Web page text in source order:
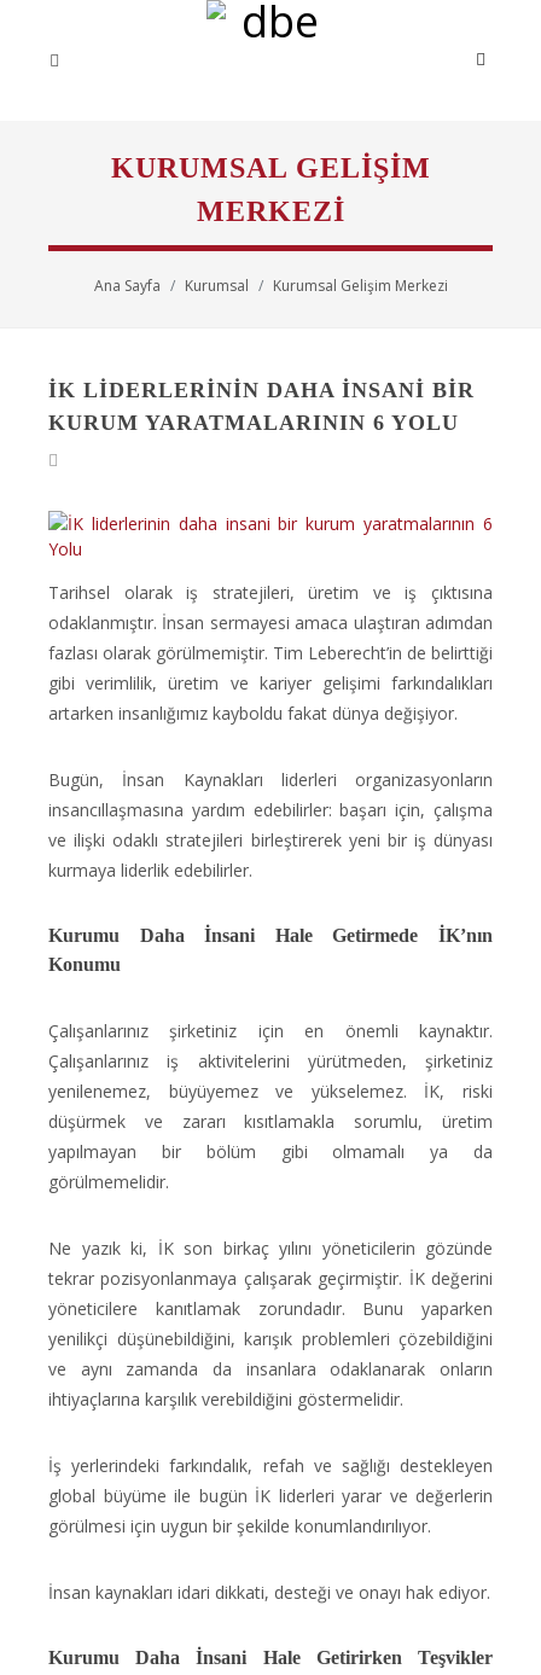
KURUMSAL GELIŞIM
MERKEZI
Ana Sayfa Kurumsal Kurumsal Gelişim Merkezi
İK LIDERLERININ DAHA INSANI BIR
KURUM YARATMALARININ 6 YOLU
Tarihsel olarak iş stratejileri, üretim ve iş çıktısına
odaklanmıştır. İnsan sermayesi amaca ulaştıran adımdan
fazlası olarak görülmemiştir. Tim Leberecht’in de belirttiği
gibi verimlilik, üretim ve kariyer gelişimi farkındalıkları
artarken insanlığımız kayboldu fakat dünya değişiyor.
Bugün, İnsan Kaynakları liderleri organizasyonların
insancıllaşmasına yardım edebilirler: başarı için, çalışma
ve ilişki odaklı stratejileri birleştirerek yeni bir iş dünyası
kurmaya liderlik edebilirler.
Kurumu Daha İnsani Hale Getirmede İK’nın
Konumu
Çalışanlarınız şirketiniz için en önemli kaynaktır.
Çalışanlarınız iş aktivitelerini yürütmeden, şirketiniz
yenilenemez, büyüyemez ve yükselemez. İK, riski
düşürmek ve zararı kısıtlamakla sorumlu, üretim
yapılmayan bir bölüm gibi olmamalı ya da
görülmemelidir.
Ne yazık ki, İK son birkaç yılını yöneticilerin gözünde
tekrar pozisyonlanmaya çalışarak geçirmiştir. İK değerini
yöneticilere kanıtlamak zorundadır. Bunu yaparken
yenilikçi düşünebildiğini, karışık problemleri çözebildiğini
ve aynı zamanda da insanlara odaklanarak onların
ihtiyaçlarına karşılık verebildiğini göstermelidir.
İş yerlerindeki farkındalık, refah ve sağlığı destekleyen
global büyüme ile bugün İK liderleri yarar ve değerlerin
görülmesi için uygun bir şekilde konumlandırılıyor.
İnsan kaynakları idari dikkati, desteği ve onayı hak ediyor.
Kurumu Daha İnsani Hale Getirirken Teşvikler